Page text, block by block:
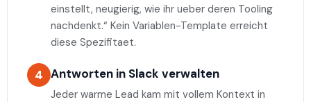
einstellt, neugierig, wie ihr ueber deren Tooling
nachdenkt.“ Kein Variablen-Template erreicht
diese Spezifitaet.
4 Antworten in Slack verwalten
Jeder warme Lead kam mit vollem Kontext in